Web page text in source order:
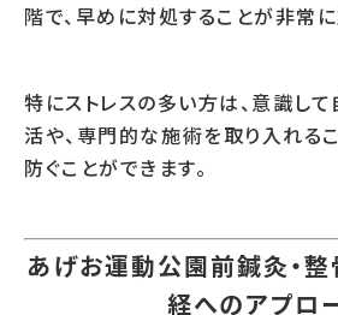
階で、早めに対処することが非常に
特にストレスの多い方は、意識し
活や、専門的な施術を取り入れる
防ぐことができます。
あげお運動公園前鍼灸・
経へのアプロ